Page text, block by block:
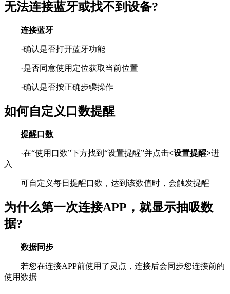
无法连接蓝牙或找不到设备?
连接蓝牙
·确认是否打开蓝牙功能
·是否同意使用定位获取当前位置
·确认是否按正确步骤操作
如何自定义口数提醒
提醒口数
·在“使用口数”下方找到“设置提醒”并点击<设置提醒>进
入
可自定义每日提醒口数，达到该数值时，会触发提醒
为什么第一次连接APP，就显示抽吸数
据?
数据同步
若您在连接APP前使用了灵点，连接后会同步您连接前的
使用数据